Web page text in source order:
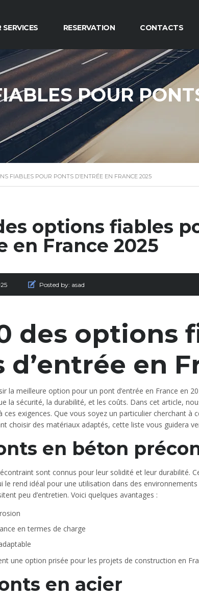
SERVICES RESERVATION CONTACTS
POUR
FIABLES POUR PONTS D’ENTRÉE EN FRANCE 2025
options fiables
en France 2025
Posted by: asad
des options
d’entrée en
la meilleure option pour un pont d’entrée en France en
la sécurité, la durabilité, et les coûts. Dans cet article,
ces exigences. Que vous soyez un particulier cherchant à
choisir des matériaux adaptés, cette liste vous guidera
en béton
sont connus pour leur solidité et leur durabilité.
le rend idéal pour une utilisation dans des
peu d’entretien. Voici quelques avantages :
en termes de charge
une option prisée pour les projets de construction en
en acier